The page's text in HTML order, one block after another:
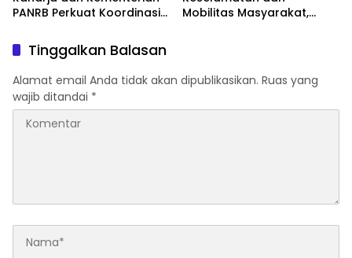
PANRB Perkuat Koordinasi
dan SWDKLLJ
Mobilitas Masyarakat,
Awards 2026
Tinggalkan Balasan
Alamat email Anda tidak akan dipublikasikan. Ruas yang
wajib ditandai *